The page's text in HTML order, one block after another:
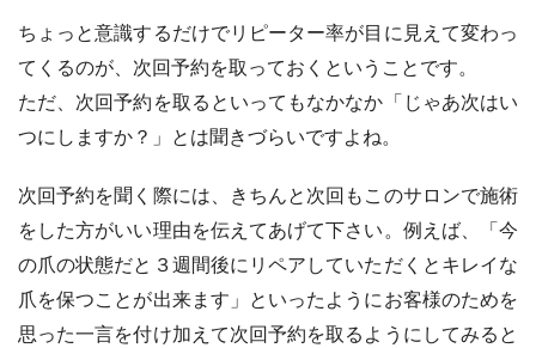
ちょっと意識するだけでリピーター率が目に見えて変わっ
てくるのが、次回予約を取っておくということです。
ただ、次回予約を取るといってもなかなか「じゃあ次はい
つにしますか？」とは聞きづらいですよね。
次回予約を聞く際には、きちんと次回もこのサロンで施術
をした方がいい理由を伝えてあげて下さい。例えば、「今
の爪の状態だと３週間後にリペアしていただくとキレイな
爪を保つことが出来ます」といったようにお客様のためを
思った一言を付け加えて次回予約を取るようにしてみると